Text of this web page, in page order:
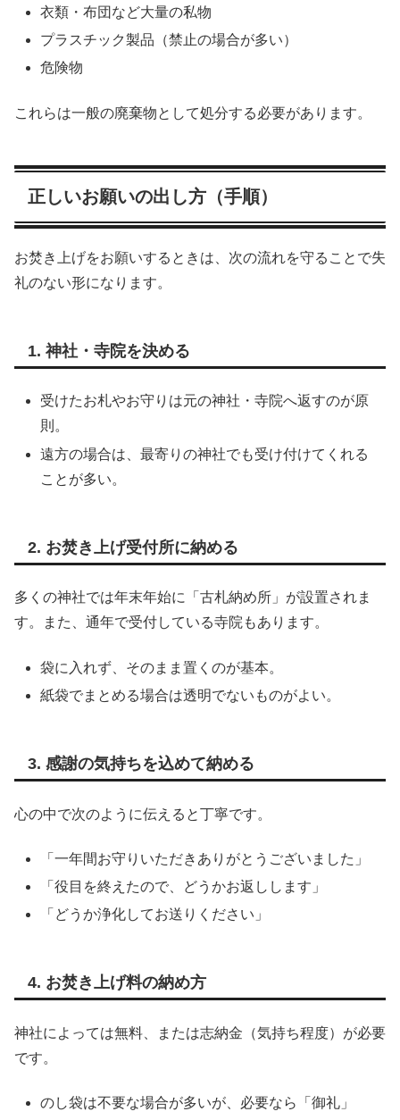
衣類・布団など大量の私物
プラスチック製品（禁止の場合が多い）
危険物
これらは一般の廃棄物として処分する必要があります。
正しいお願いの出し方（手順）
お焚き上げをお願いするときは、次の流れを守ることで失
礼のない形になります。
1. 神社・寺院を決める
受けたお札やお守りは元の神社・寺院へ返すのが原
則。
遠方の場合は、最寄りの神社でも受け付けてくれる
ことが多い。
2. お焚き上げ受付所に納める
多くの神社では年末年始に「古札納め所」が設置されま
す。また、通年で受付している寺院もあります。
袋に入れず、そのまま置くのが基本。
紙袋でまとめる場合は透明でないものがよい。
3. 感謝の気持ちを込めて納める
心の中で次のように伝えると丁寧です。
「一年間お守りいただきありがとうございました」
「役目を終えたので、どうかお返しします」
「どうか浄化してお送りください」
4. お焚き上げ料の納め方
神社によっては無料、または志納金（気持ち程度）が必要
です。
のし袋は不要な場合が多いが、必要なら「御礼」